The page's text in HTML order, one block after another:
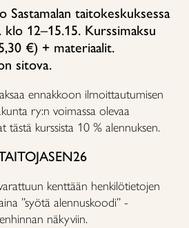
Sastamalan taitokeskuksessa
klo 12–15.15. Kurssimaksu
€) + materiaalit.
sitova.
ennakkoon ilmoittautumisen
ry:n voimassa olevaa
tästä kurssista 10 % alennuksen.
kenttään henkilötietojen
”syötä alennuskoodi” -
näkyviin.